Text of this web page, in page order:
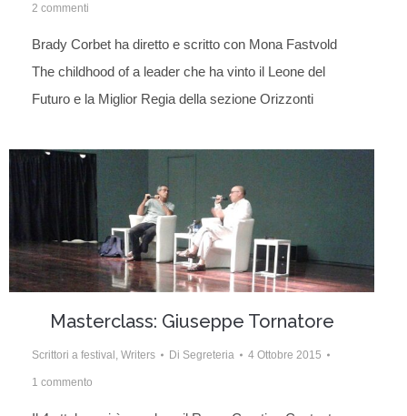
2 commenti
Brady Corbet ha diretto e scritto con Mona Fastvold
The childhood of a leader che ha vinto il Leone del
Futuro e la Miglior Regia della sezione Orizzonti
Masterclass: Giuseppe Tornatore
Scrittori a festival Writers Di Segreteria 4 Ottobre 2015
1 commento